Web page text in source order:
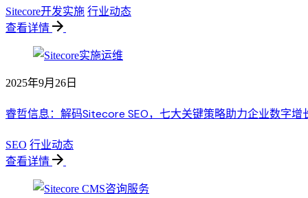
Sitecore开发实施 行业动态
查看详情
2025年9月26日
睿哲信息：解码Sitecore SEO，七大关键策略助力企业数字增
SEO 行业动态
查看详情